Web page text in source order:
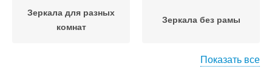
Зеркала для разных
комнат
Зеркала без рамы
Показать все